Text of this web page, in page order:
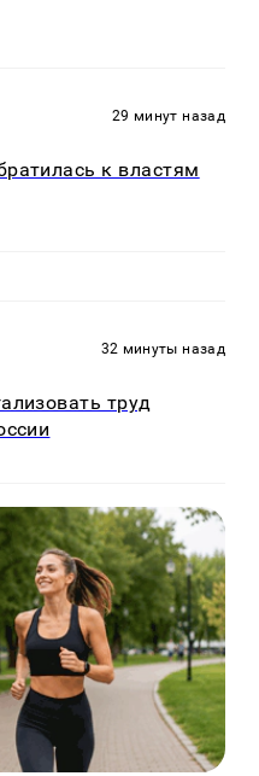
29 минут назад
к властям
32 минуты назад
труд